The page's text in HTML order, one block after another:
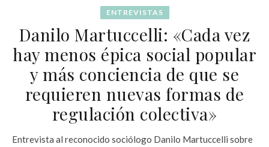
ENTREVISTAS
Danilo Martuccelli: «Cada vez
hay menos épica social popular
y más conciencia de que se
requieren nuevas formas de
regulación colectiva»
Entrevista al reconocido sociólogo Danilo Martuccelli sobre